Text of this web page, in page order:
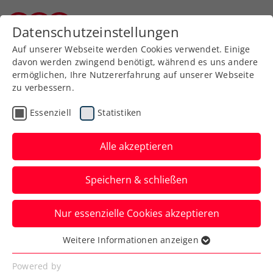
Zurück zur Newsübersicht
Turniere
Carinthian Ladies Lake’s
Trophy geht in die 3.
Auflage
Parallel zum ersten ITF-Damenevent in
Warmbad Villach steigt diese Woche auch
ein Herrenturnier.
Verfasst von: Manuel Wachta, 13.05.2024
Datenschutzeinstellungen
Auf unserer Webseite werden Cookies verwendet. Einige
davon werden zwingend benötigt, während es uns andere
ermöglichen, Ihre Nutzererfahrung auf unserer Webseite
zu verbessern.
Essenziell Statistiken
Alle akzeptieren
Speichern & schließen
Nur essenzielle Cookies akzeptieren
Essenziell
Essenzielle Cookies werden für grundlegende
Weitere Informationen anzeigen
Powered by